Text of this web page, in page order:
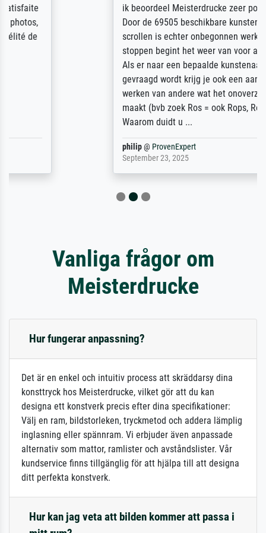
ik beoordeel Meisterdrucke zeer positief.
Door de 69505 beschikbare kunstenaars
scrollen is echter onbegonnen werk (na
stoppen begint het weer van voor af aan).
Als er naar een bepaalde kunstenaar
gevraagd wordt krijg je ook een aantal
werken van andere wat het onoverzichtelijk
maakt (bvb zoek Ros = ook Rops, Rose etc).
ProvenExpert
Vanliga frågor om
Meisterdrucke
Hur fungerar anpassning?
Det är en enkel och intuitiv process att skräddarsy dina
konsttryck hos Meisterdrucke, vilket gör att du kan
designa ett konstverk precis efter dina specifikationer:
Välj en ram, bildstorleken, tryckmetod och addera lämplig
inglasning eller spännram. Vi erbjuder även anpassade
alternativ som mattor, ramlister och avståndslister. Vår
kundservice finns tillgänglig för att hjälpa till att designa
ditt perfekta konstverk.
Hur kan jag veta att bilden kommer att passa i